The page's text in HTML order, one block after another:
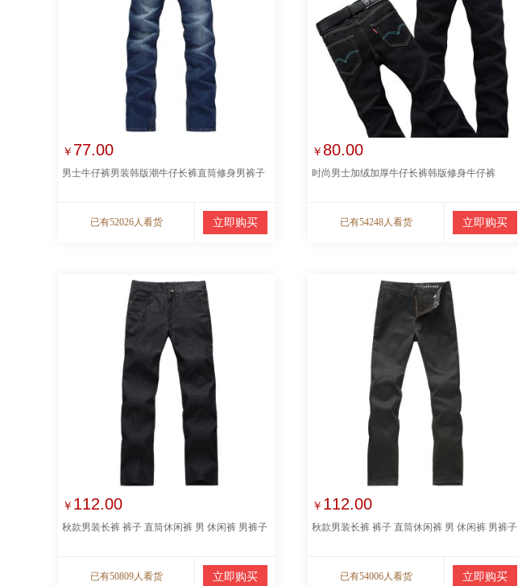
￥ 77.00
男士牛仔裤男装韩版潮牛仔长裤直筒修身男裤子
已有52026人看货 立即购买
￥ 80.00
时尚男士加绒加厚牛仔长裤韩版修身牛仔裤
已有54248人看货 立即购买
￥ 112.00
秋款男装长裤 裤子 直筒休闲裤 男 休闲裤 男裤子
已有50809人看货 立即购买
￥ 112.00
秋款男装长裤 裤子 直筒休闲裤 男 休闲裤 男裤子
已有54006人看货 立即购买